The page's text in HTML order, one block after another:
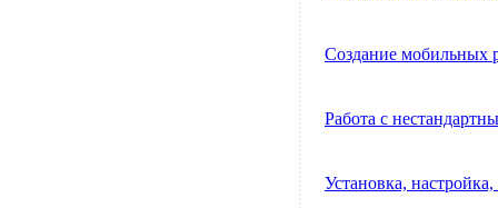
Создание мобильных
Работа с
Установка,